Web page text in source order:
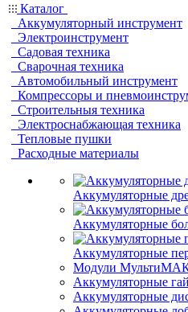
Каталог
Аккумуляторный инструмент
Электроинструмент
Садовая техника
Сварочная техника
Автомобильный инструмент
Компрессоры и
Строительныя техника
Электроснабжающая техника
Тепловые пушки
Расходные материалы
Аккумуляторные
Аккумуляторные
Аккумуляторные
Модули
Аккумуляторные
Аккумуляторные